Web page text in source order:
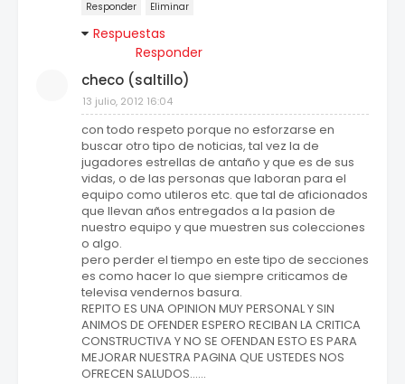
Responder Eliminar
Respuestas
Responder
checo (saltillo)
13 julio, 2012 16:04
con todo respeto porque no esforzarse en
buscar otro tipo de noticias, tal vez la de
jugadores estrellas de antaño y que es de sus
vidas, o de las personas que laboran para el
equipo como utileros etc. que tal de aficionados
que llevan años entregados a la pasion de
nuestro equipo y que muestren sus colecciones
o algo.
pero perder el tiempo en este tipo de secciones
es como hacer lo que siempre criticamos de
televisa vendernos basura.
REPITO ES UNA OPINION MUY PERSONAL Y SIN
ANIMOS DE OFENDER ESPERO RECIBAN LA CRITICA
CONSTRUCTIVA Y NO SE OFENDAN ESTO ES PARA
MEJORAR NUESTRA PAGINA QUE USTEDES NOS
OFRECEN SALUDOS......